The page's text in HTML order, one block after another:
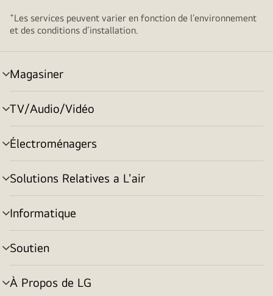
+Les services peuvent varier en fonction de l’environnement
et des conditions d’installation.
Magasiner
menu
basculement
TV/Audio/Vidéo
menu
basculement
Électroménagers
menu
basculement
Solutions Relatives a L'air
menu
basculement
Informatique
menu
basculement
Soutien
menu
basculement
À Propos de LG
menu